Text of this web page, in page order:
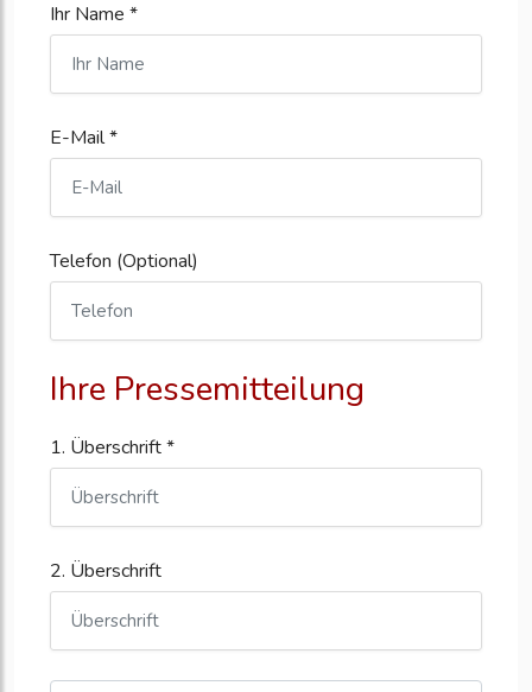
Ihr Name *
E-Mail *
Telefon (Optional)
Ihre Pressemitteilung
1. Überschrift *
2. Überschrift